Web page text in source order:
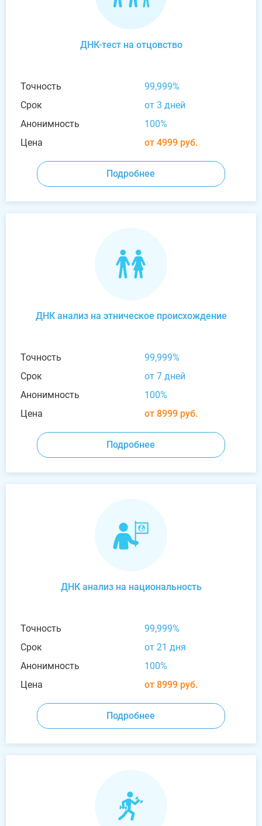
ДНК-тест на отцовство
Точность
99,999%
Срок
от 3 дней
Анонимность
100%
Цена
от 4999 руб.
Подробнее
ДНК анализ на этническое происхождение
Точность
99,999%
Срок
от 7 дней
Анонимность
100%
Цена
от 8999 руб.
Подробнее
ДНК анализ на национальность
Точность
99,999%
Срок
от 21 дня
Анонимность
100%
Цена
от 8999 руб.
Подробнее